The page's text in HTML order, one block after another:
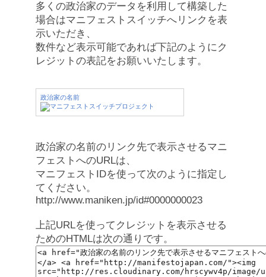
多くの政治家のデータを利用して構築した
場合はマニフェストスイッチへリンクを表
示いただき、
数件など表示可能であれば下記のようにク
レジットの表記をお願いいたします。
政治家の名前
政治家の名前のリンク先で表示させるマニ
フェストへのURLは、
マニフェストIDを使って次のように指定し
てください。
http://www.maniken.jp/id#0000000023
上記URLを使ってクレジットを表示させる
ためのHTMLは次の通りです。